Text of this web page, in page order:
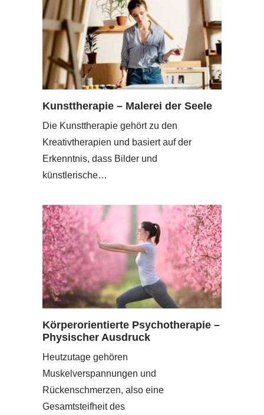
Kunsttherapie – Malerei der Seele
Die Kunsttherapie gehört zu den
Kreativtherapien und basiert auf der
Erkenntnis, dass Bilder und
künstlerische…
Körperorientierte Psychotherapie –
Physischer Ausdruck
Heutzutage gehören
Muskelverspannungen und
Rückenschmerzen, also eine
Gesamtsteifheit des